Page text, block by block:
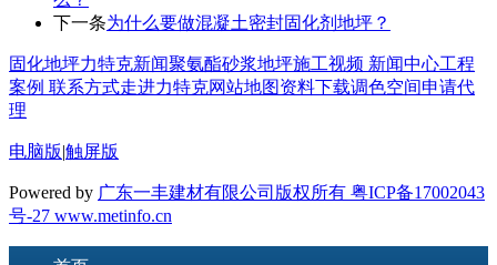
下一条为什么要做混凝土密封固化剂地坪？
固化地坪力特克新闻聚氨酯砂浆地坪施工视频 新闻中心工程
案例 联系方式走进力特克网站地图资料下载调色空间申请代
理
电脑版|触屏版
Powered by 广东一丰建材有限公司版权所有 粤ICP备17002043
号-27 www.metinfo.cn